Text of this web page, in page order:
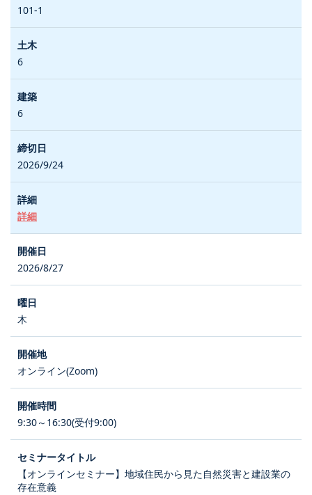
101-1
6
6
2026/9/24
詳細
2026/8/27
木
オンライン(Zoom)
9:30～16:30(受付9:00)
【オンラインセミナー】地域住民から見た自然災害と建設業の
存在意義